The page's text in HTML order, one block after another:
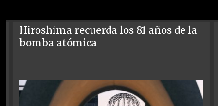
Hiroshima recuerda los 81 años de la
bomba atómica